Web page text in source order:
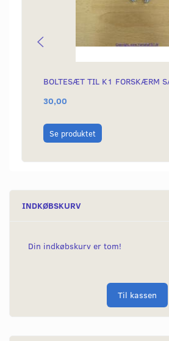
BOLTESÆT TIL K1 FORSKÆRM
30,00
Se produktet
INDKØBSKURV
Din indkøbskurv er tom!
Til kassen